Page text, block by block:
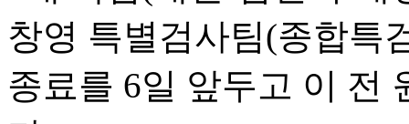
창영 특별검사팀(종합특
종료를 6일 앞두고 이 전